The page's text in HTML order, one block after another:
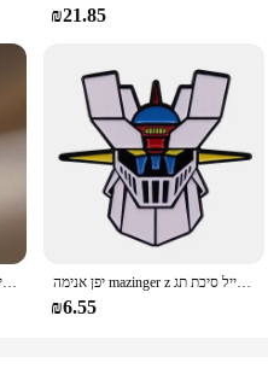
₪21.85
סיכות אמייל דובדבן אדום חמוד עבור נשים בנות רירית זירקון תגי פירות חליפה תיקים תכשיטים לילדים מתנות יפן אנימה mazinger z אמייל סיכת תג devilz מזכרת גברים שריון אוניברסלי תכשיטים תרמיל גב קישוט
₪6.55